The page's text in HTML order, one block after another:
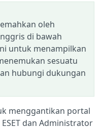
oleh
di bawah
untuk menampilkan
sesuatu
hubungi dukungan
menggantikan portal
dan Administrator